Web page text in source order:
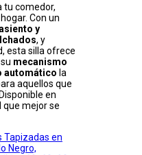
tu comedor,
Con un
y
, y
esta silla ofrece
mecanismo
automático la
aquellos que
en
que mejor se